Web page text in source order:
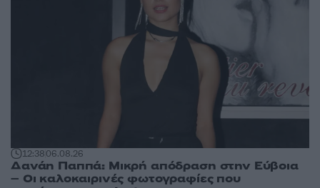
12:3806.08.26
Δανάη Παππά: Μικρή απόδραση στην Εύβοια
– Οι καλοκαιρινές φωτογραφίες που